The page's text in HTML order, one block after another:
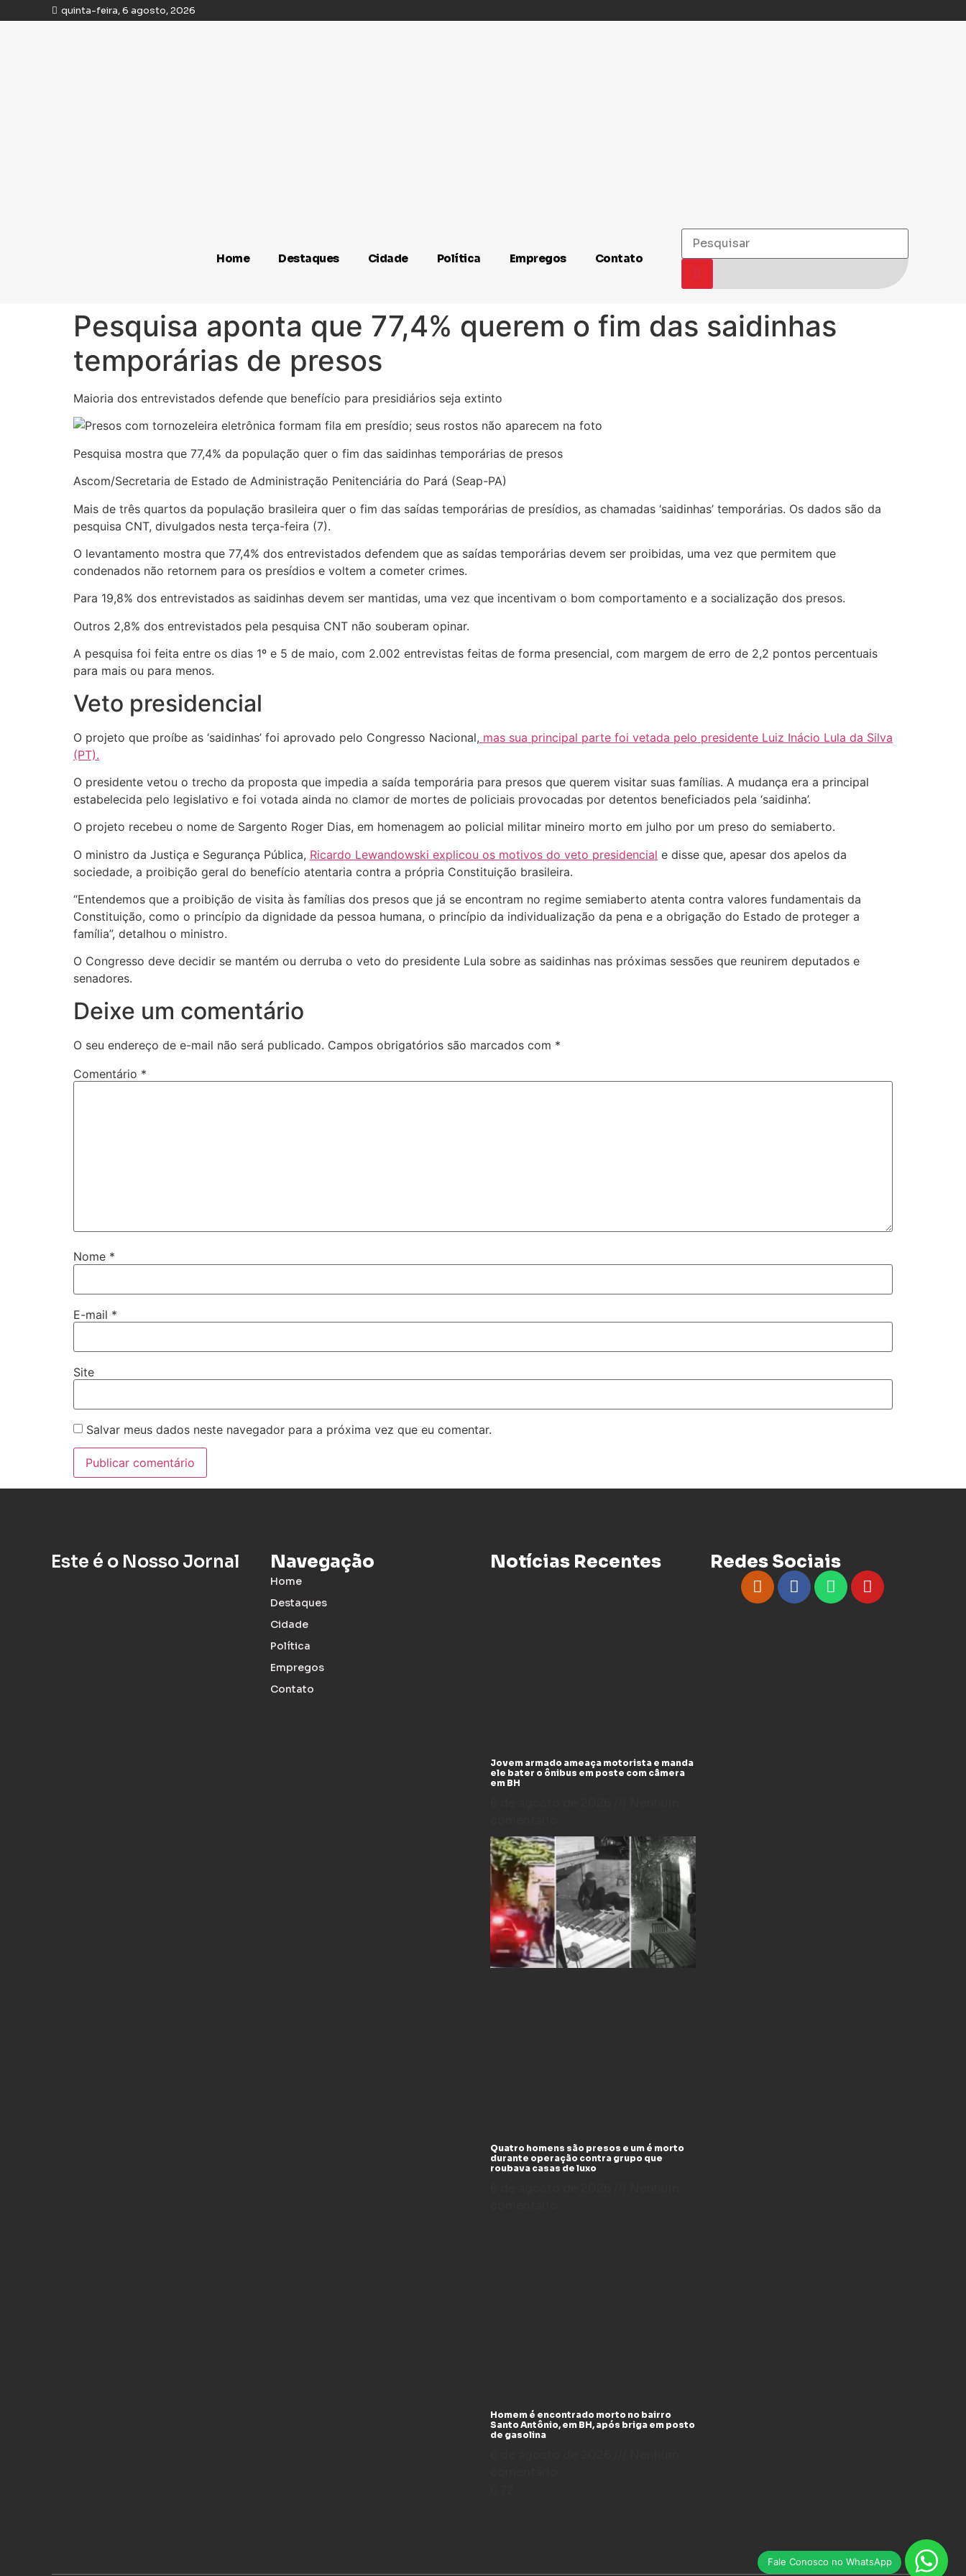
quinta-feira, 6 agosto, 2026
Home Destaques Cidade Política Empregos Contato
Pesquisa aponta que 77,4% querem o fim das saidinhas
temporárias de presos
Maioria dos entrevistados defende que benefício para presidiários seja extinto
Pesquisa mostra que 77,4% da população quer o fim das saidinhas temporárias de presos
Ascom/Secretaria de Estado de Administração Penitenciária do Pará (Seap-PA)
Mais de três quartos da população brasileira quer o fim das saídas temporárias de presídios, as chamadas ‘saidinhas’ temporárias. Os dados são da
pesquisa CNT, divulgados nesta terça-feira (7).
O levantamento mostra que 77,4% dos entrevistados defendem que as saídas temporárias devem ser proibidas, uma vez que permitem que
condenados não retornem para os presídios e voltem a cometer crimes.
Para 19,8% dos entrevistados as saidinhas devem ser mantidas, uma vez que incentivam o bom comportamento e a socialização dos presos.
Outros 2,8% dos entrevistados pela pesquisa CNT não souberam opinar.
A pesquisa foi feita entre os dias 1º e 5 de maio, com 2.002 entrevistas feitas de forma presencial, com margem de erro de 2,2 pontos percentuais
para mais ou para menos.
Veto presidencial
O projeto que proíbe as ‘saidinhas’ foi aprovado pelo Congresso Nacional, mas sua principal parte foi vetada pelo presidente Luiz Inácio Lula da Silva
(PT).
O presidente vetou o trecho da proposta que impedia a saída temporária para presos que querem visitar suas famílias. A mudança era a principal
estabelecida pelo legislativo e foi votada ainda no clamor de mortes de policiais provocadas por detentos beneficiados pela ‘saidinha’.
O projeto recebeu o nome de Sargento Roger Dias, em homenagem ao policial militar mineiro morto em julho por um preso do semiaberto.
O ministro da Justiça e Segurança Pública, Ricardo Lewandowski explicou os motivos do veto presidencial e disse que, apesar dos apelos da
sociedade, a proibição geral do benefício atentaria contra a própria Constituição brasileira.
“Entendemos que a proibição de visita às famílias dos presos que já se encontram no regime semiaberto atenta contra valores fundamentais da
Constituição, como o princípio da dignidade da pessoa humana, o princípio da individualização da pena e a obrigação do Estado de proteger a
família”, detalhou o ministro.
O Congresso deve decidir se mantém ou derruba o veto do presidente Lula sobre as saidinhas nas próximas sessões que reunirem deputados e
senadores.
Deixe um comentário
O seu endereço de e-mail não será publicado. Campos obrigatórios são marcados com *
Comentário *
Nome *
E-mail *
Site
Salvar meus dados neste navegador para a próxima vez que eu comentar.
Fale Conosco no WhatsApp
Este é o Nosso Jornal Navegação
Home
Destaques
Cidade
Política
Empregos
Contato
Notícias Recentes
Jovem armado ameaça motorista e manda
ele bater o ônibus em poste com câmera
em BH
Quatro homens são presos e um é morto
durante operação contra grupo que
roubava casas de luxo
Homem é encontrado morto no bairro
Santo Antônio, em BH, após briga em posto
de gasolina
Redes Sociais